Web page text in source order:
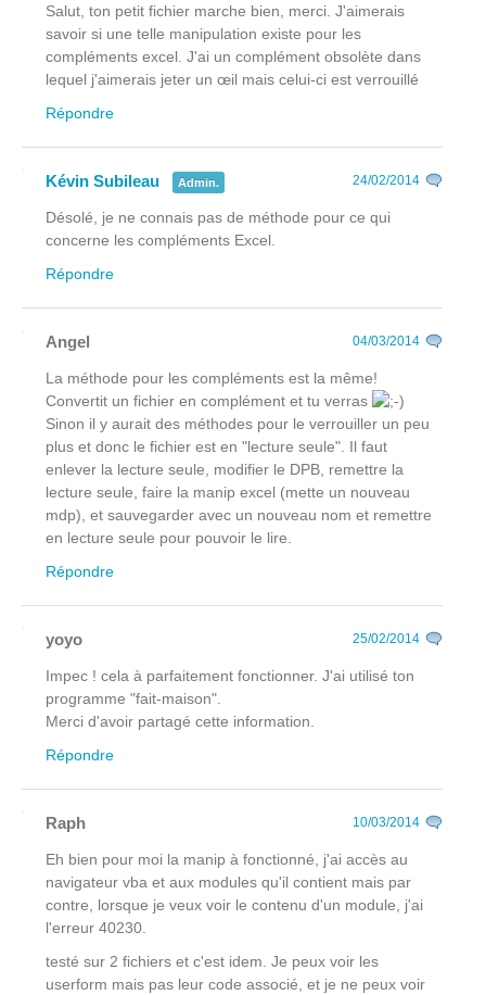
Salut, ton petit fichier marche bien, merci. J'aimerais
savoir si une telle manipulation existe pour les
compléments excel. J'ai un complément obsolète dans
lequel j'aimerais jeter un œil mais celui-ci est verrouillé
Répondre
Kévin Subileau Admin. 24/02/2014
Désolé, je ne connais pas de méthode pour ce qui
concerne les compléments Excel.
Répondre
Angel 04/03/2014
La méthode pour les compléments est la même!
Convertit un fichier en complément et tu verras
Sinon il y aurait des méthodes pour le verrouiller un peu
plus et donc le fichier est en "lecture seule". Il faut
enlever la lecture seule, modifier le DPB, remettre la
lecture seule, faire la manip excel (mette un nouveau
mdp), et sauvegarder avec un nouveau nom et remettre
en lecture seule pour pouvoir le lire.
Répondre
yoyo 25/02/2014
Impec ! cela à parfaitement fonctionner. J'ai utilisé ton
programme "fait-maison".
Merci d'avoir partagé cette information.
Répondre
Raph 10/03/2014
Eh bien pour moi la manip à fonctionné, j'ai accès au
navigateur vba et aux modules qu'il contient mais par
contre, lorsque je veux voir le contenu d'un module, j'ai
l'erreur 40230.
testé sur 2 fichiers et c'est idem. Je peux voir les
userform mais pas leur code associé, et je ne peux voir